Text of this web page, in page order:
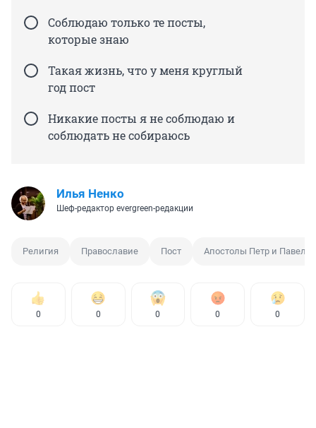
Соблюдаю только те посты,
которые знаю
Такая жизнь, что у меня круглый
год пост
Никакие посты я не соблюдаю и
соблюдать не собираюсь
Илья Ненко
Шеф-редактор evergreen-редакции
Религия Православие Пост Апостолы Петр и Павел
0 0 0 0 0